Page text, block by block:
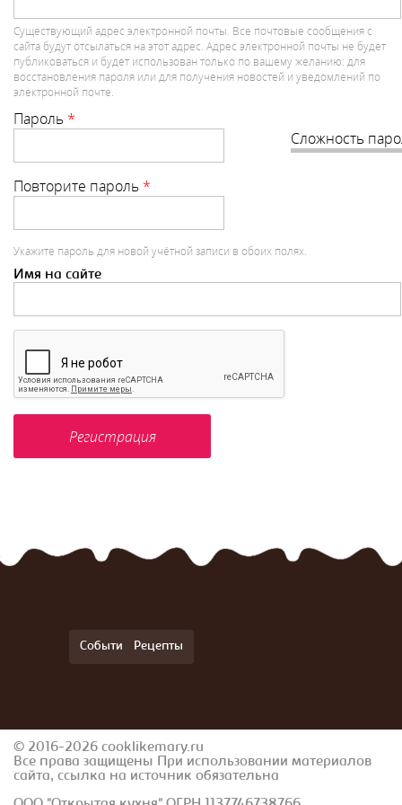
Существующий адрес электронной почты. Все почтовые сообщения с
сайта будут отсылаться на этот адрес. Адрес электронной почты не будет
публиковаться и будет использован только по вашему желанию: для
восстановления пароля или для получения новостей и уведомлений по
электронной почте.
Сложность
Пароль *
Повторите пароль *
Укажите пароль для новой учётной записи в обоих полях.
Имя на сайте
События Рецепты
© 2016-2026 cooklikemary.ru
Все права защищены При использовании материалов
сайта, ссылка на источник обязательна